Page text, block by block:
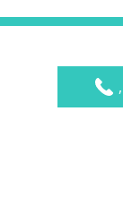
На нашем сайте
(платы)
конкурентным
,